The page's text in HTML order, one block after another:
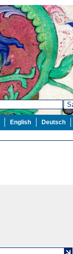
Deutsch
English